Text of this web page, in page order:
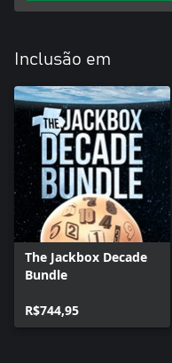
Inclusão em
The Jackbox Decade
Bundle
R$744,95